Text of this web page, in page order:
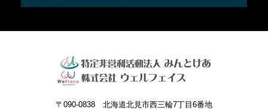
〒090-0838 北海道北見市西三輪7丁目6番地